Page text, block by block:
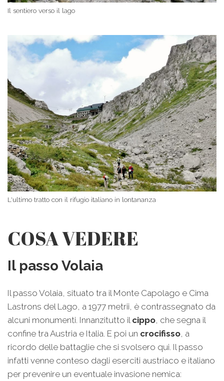
Il sentiero verso il lago
L'ultimo tratto con il rifugio italiano in lontananza
COSA VEDERE
Il passo Volaia
Il passo Volaia, situato tra il Monte Capolago e Cima
Lastrons del Lago, a 1977 metrii, è contrassegnato da
alcuni monumenti. Innanzitutto il cippo, che segna il
confine tra Austria e Italia. E poi un crocifisso, a
ricordo delle battaglie che si svolsero qui. Il passo
infatti venne conteso dagli eserciti austriaco e italiano
per prevenire un eventuale invasione nemica: